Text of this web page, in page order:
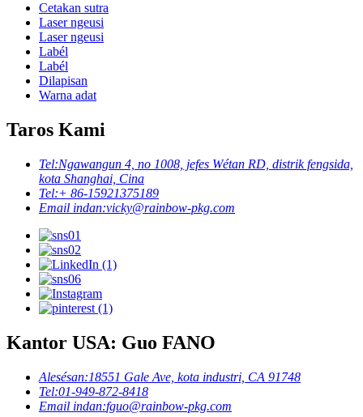
Cetakan sutra
Laser ngeusi
Laser ngeusi
Labél
Labél
Dilapisan
Warna adat
Taros Kami
Tel:Ngawangun 4, no 1008, jefes Wétan RD, distrik fengsida,
kota Shanghai, Cina
Tel:+ 86-15921375189
Email indan:vicky@rainbow-pkg.com
Kantor USA: Guo FANO
Alesésan:18551 Gale Ave, kota industri, CA 91748
Tel:01-949-872-8418
Email indan:fguo@rainbow-pkg.com